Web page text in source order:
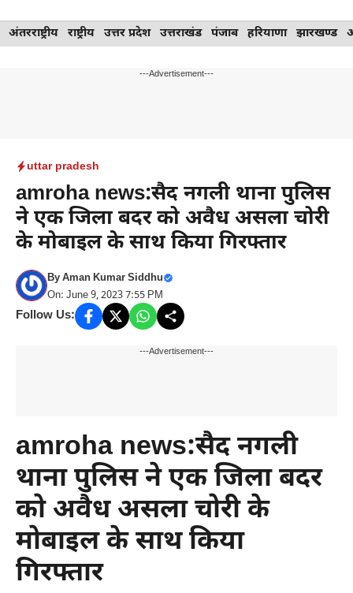
Skip
to
अंतरराष्ट्रीय राष्ट्रीय उत्तर प्रदेश उत्तराखंड पंजाब हरियाणा झारखण्ड
---Advertisement---
uttar pradesh
amroha news:सैद नगली थाना पुलिस
ने एक जिला बदर को अवैध असला चोरी
के मोबाइल के साथ किया गिरफ्तार
ByAman Kumar Siddhu
On: June 9, 2023 7:55 PM
Follow Us:
---Advertisement---
amroha news:सैद नगली
थाना पुलिस ने एक जिला बदर
को अवैध असला चोरी के
मोबाइल के साथ किया
गिरफ्तार